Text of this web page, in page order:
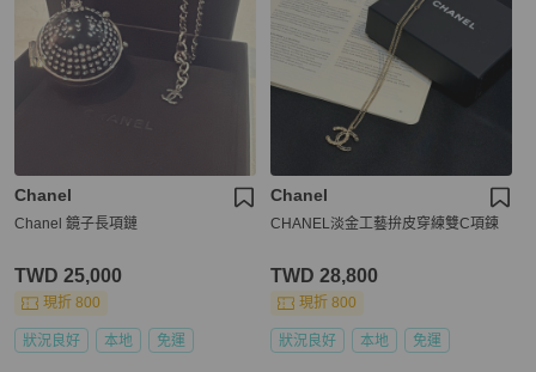
Chanel
Chanel 鏡子長項鏈
TWD 25,000
現折 800
狀況良好 本地 免運
Chanel
CHANEL淡金工藝拚皮穿練雙C項鍊
TWD 28,800
現折 800
狀況良好 本地 免運